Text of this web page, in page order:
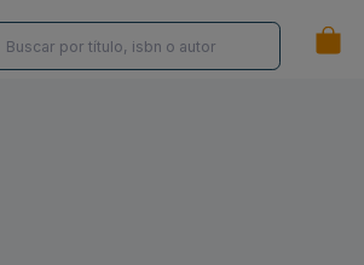
Contacta ¿Eres Autor/a?